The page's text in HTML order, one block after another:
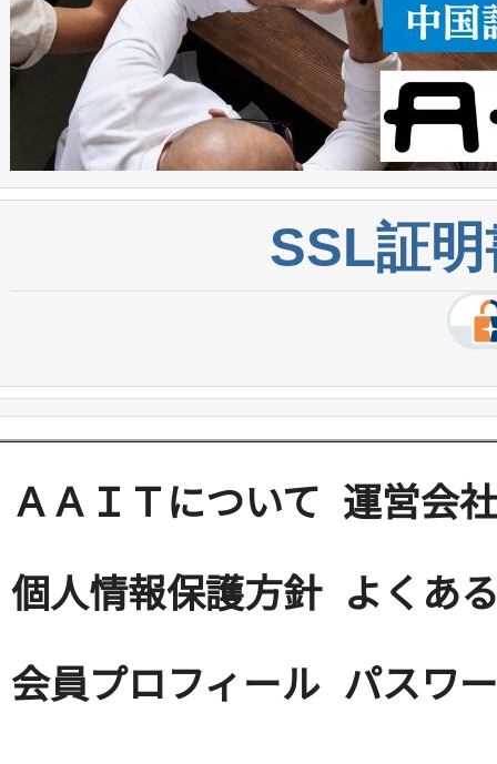
SSL証
ＡＡＩＴについて 運営会社
個人情報保護方針 よくあ
会員プロフィール パスワ